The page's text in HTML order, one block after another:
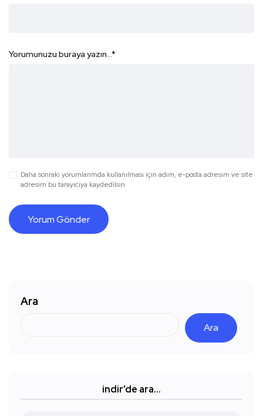
Yorumunuzu buraya yazın...*
Daha sonraki yorumlarımda kullanılması için adım, e-posta adresim ve site
adresim bu tarayıcıya kaydedilsin.
Ara
Ara
indir’de ara…